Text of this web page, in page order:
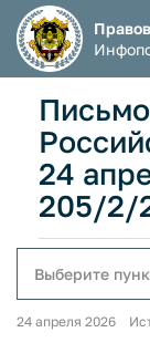
24
205/2/
Выберите
24 апреля 2026